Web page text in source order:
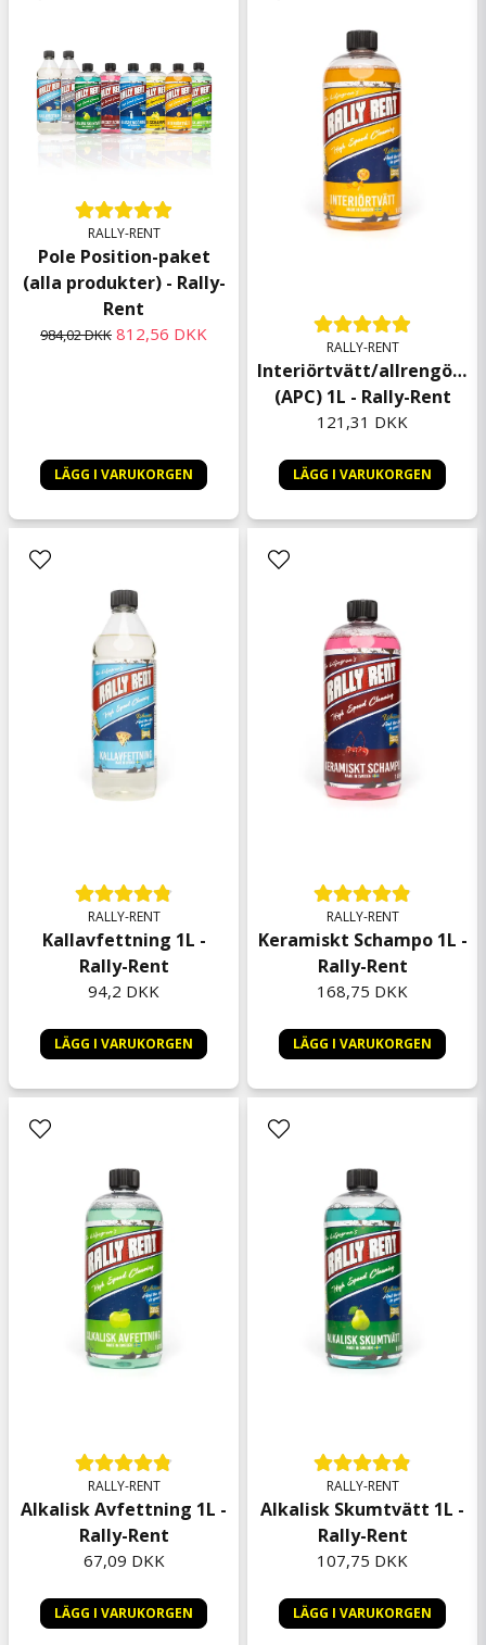
for 2 måneder siden
Krister
for 2 måneder siden
for 4 måneder siden
Arvid Assar Anders
for 7 måneder siden
Mycket bra vara
for 7 måneder siden
RALLY-RENT
Pole Position-paket
(alla produkter) - Rally-
Rent
984,02 DKK 812,56 DKK
LÄGG I VARUKORGEN
RALLY-RENT
Interiörtvätt/
(APC) 1L - Rally-Rent
121,31 DKK
LÄGG I VARUKORGEN
RALLY-RENT
Kallavfettning 1L -
Rally-Rent
94,2 DKK
LÄGG I VARUKORGEN
RALLY-RENT
Keramiskt Schampo 1L -
Rally-Rent
168,75 DKK
LÄGG I VARUKORGEN
RALLY-RENT
Alkalisk Avfettning 1L -
Rally-Rent
67,09 DKK
LÄGG I VARUKORGEN
RALLY-RENT
Alkalisk Skumtvätt 1L -
Rally-Rent
107,75 DKK
LÄGG I VARUKORGEN